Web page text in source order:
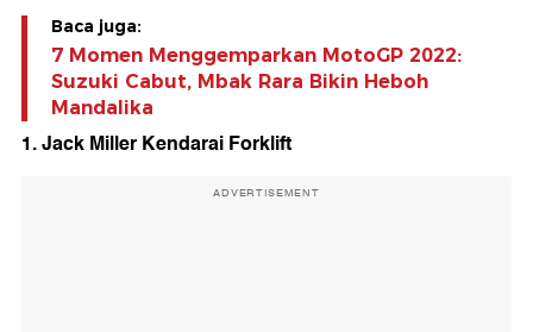
Baca juga:
7 Momen Menggemparkan MotoGP 2022:
Suzuki Cabut, Mbak Rara Bikin Heboh
Mandalika
1. Jack Miller Kendarai Forklift
ADVERTISEMENT